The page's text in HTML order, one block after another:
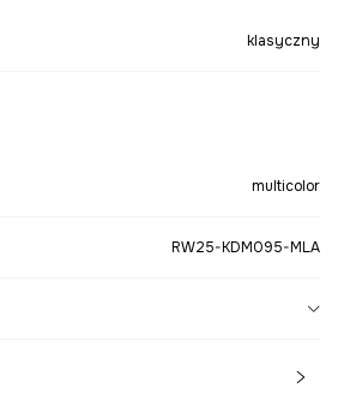
klasyczny
multicolor
RW25-KDM095-MLA